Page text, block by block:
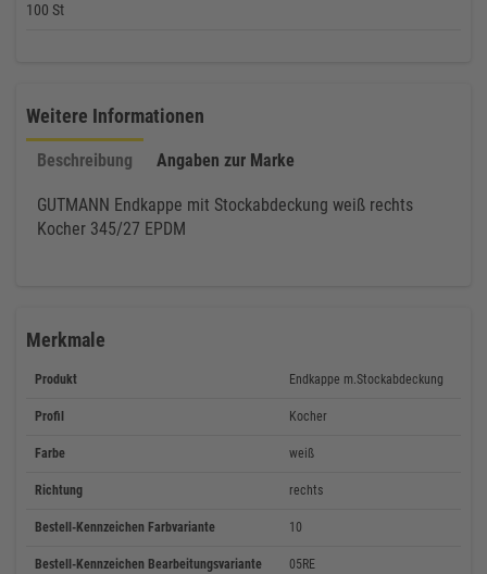
100 St
Weitere Informationen
Beschreibung Angaben zur Marke
GUTMANN Endkappe mit Stockabdeckung weiß rechts
Kocher 345/27 EPDM
Merkmale
Produkt Endkappe m.Stockabdeckung
Profil Kocher
Farbe weiß
Richtung rechts
Bestell-Kennzeichen Farbvariante 10
Bestell-Kennzeichen Bearbeitungsvariante 05RE